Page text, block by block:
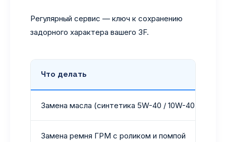
Регулярный сервис — ключ к сохранению
задорного характера вашего 3F.
Что делать
Замена масла (синтетика 5W-40 / 10W-40)
Замена ремня ГРМ с роликом и помпой